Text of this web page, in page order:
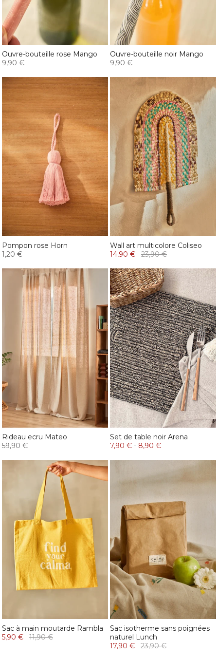
Ouvre-bouteille rose Mango
9,90 €
Ouvre-bouteille noir Mango
9,90 €
Pompon rose Horn
1,20 €
Wall art multicolore Coliseo
14,90 €
23,90 €
Rideau ecru Mateo
59,90 €
Set de table noir Arena
7,90 € - 8,90 €
Sac à main moutarde Rambla
5,90 €
11,90 €
Sac isotherme sans poignées
naturel Lunch
17,90 €
23,90 €